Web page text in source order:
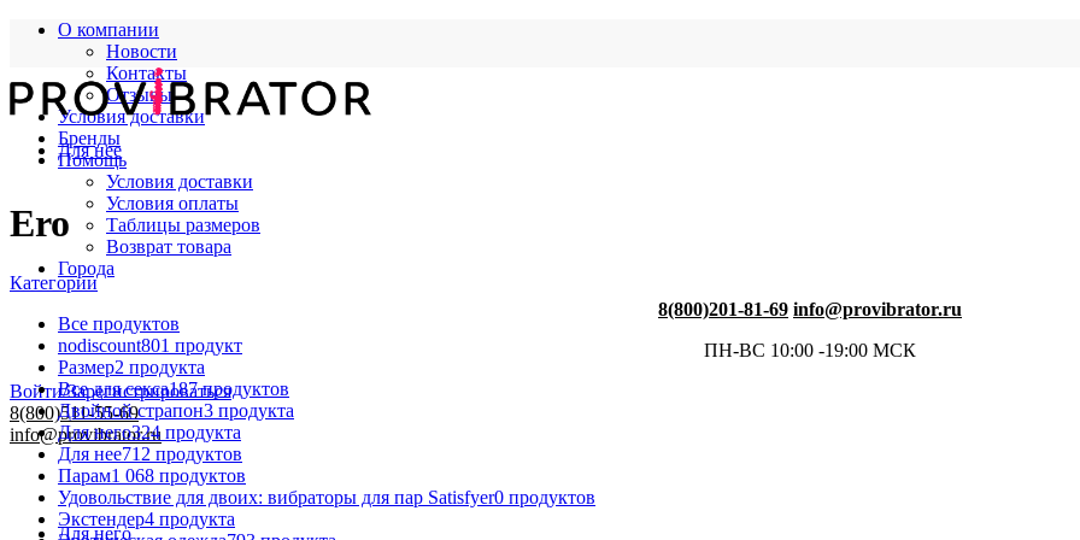
О компании
Новости
Контакты
Отзывы
Условия доставки
Бренды
Помощь
Условия доставки
Условия оплаты
Таблицы размеров
Возврат товара
Города
8(800)201-81-69 info@provibrator.ru
ПН-ВС 10:00 -19:00 МСК
Войти/Зарегистрироваться
8(800)511-55-69
info@provibrator.ru
Для нее
Для него
Ero
Категории
Все продуктов
nodiscount801 продукт
Размер2 продукта
Все для секса187 продуктов
Двойной страпон3 продукта
Для него324 продукта
Для нее712 продуктов
Парам1 068 продуктов
Удовольствие для двоих: вибраторы для пар Satisfyer0 продуктов
Экстендер4 продукта